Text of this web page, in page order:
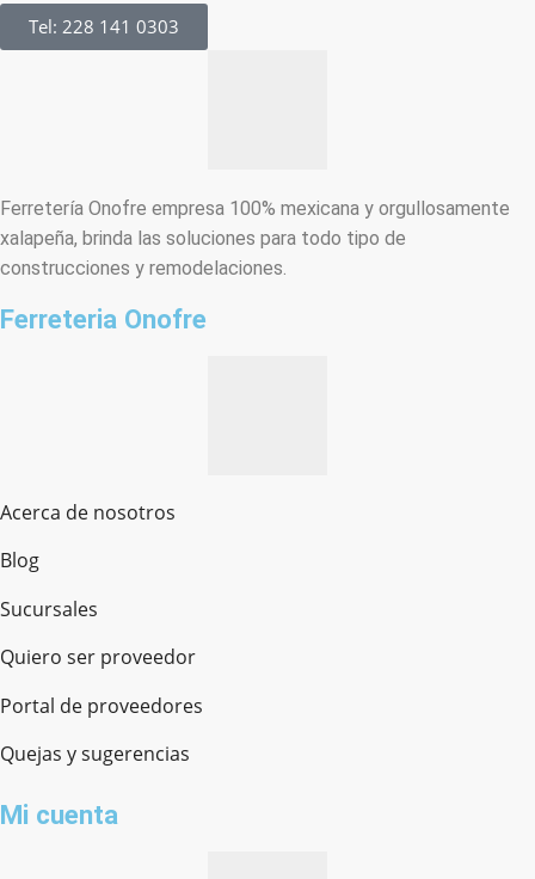
Tel: 228 141 0303
Ferretería Onofre empresa 100% mexicana y orgullosamente
xalapeña, brinda las soluciones para todo tipo de
construcciones y remodelaciones.
Ferreteria Onofre
Acerca de nosotros
Blog
Sucursales
Quiero ser proveedor
Portal de proveedores
Quejas y sugerencias
Mi cuenta